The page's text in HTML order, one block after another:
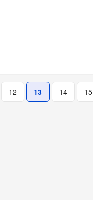
12 13 14 15